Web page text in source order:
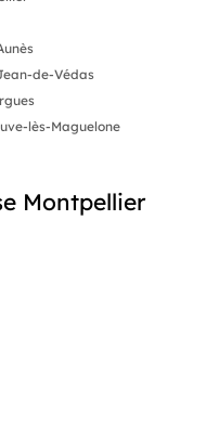
de-Védas
lès-Maguelone
Montpellier